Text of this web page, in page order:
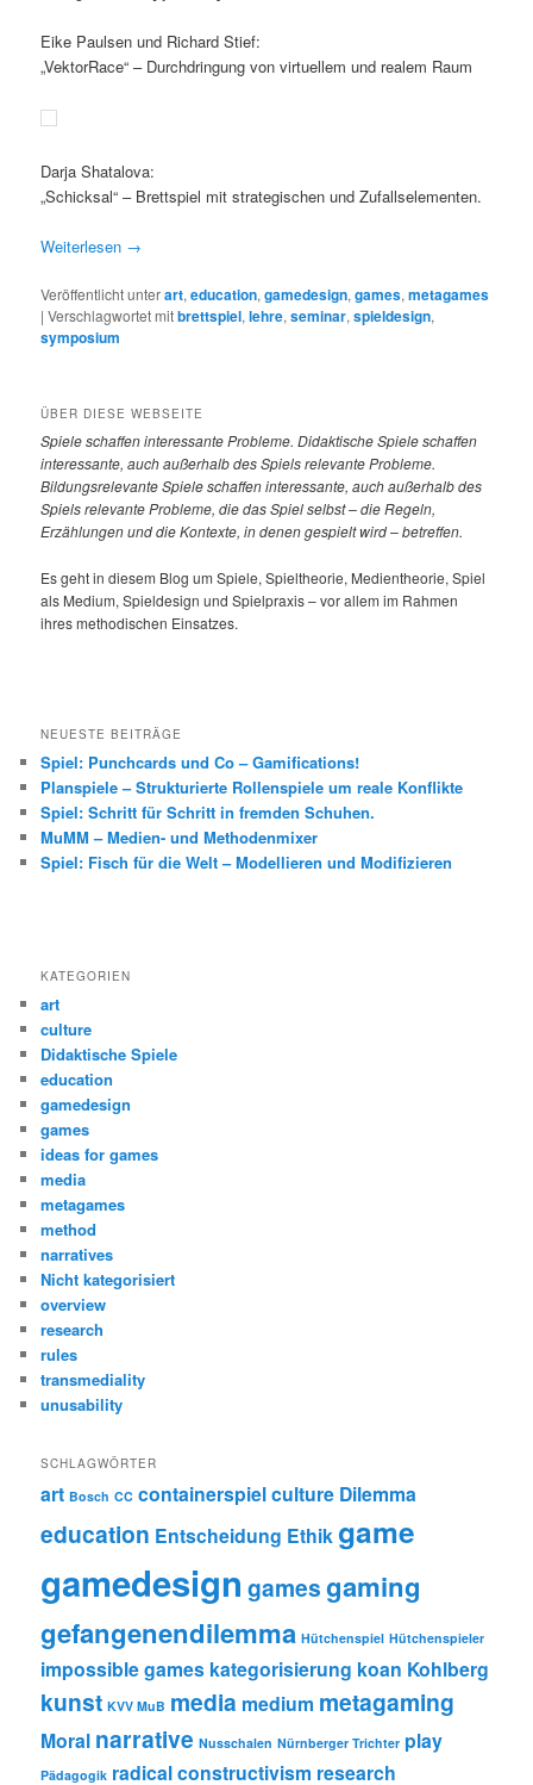
Eike Paulsen und Richard Stief:
„VektorRace“ – Durchdringung von virtuellem und realem Raum
Darja Shatalova:
„Schicksal“ – Brettspiel mit strategischen und Zufallselementen.
Weiterlesen →
Veröffentlicht unterart,education,gamedesign,games,metagames
|Verschlagwortet mitbrettspiel,lehre,seminar,spieldesign,
symposium
ÜBER DIESE WEBSEITE
Spieleschaffen interessante Probleme. Didaktische Spiele schaffen
interessante, auch außerhalb des Spiels relevante Probleme.
Bildungsrelevante Spiele schaffen interessante, auch außerhalb des
Spiels relevante Probleme, die das Spiel selbst – die Regeln,
Erzählungen und die Kontexte, in denen gespielt wird – betreffen.
Es geht in diesem Blog um Spiele, Spieltheorie, Medientheorie, Spiel
als Medium, Spieldesign und Spielpraxis – vor allem im Rahmen
ihres methodischen Einsatzes.
NEUESTE BEITRÄGE
Spiel: Punchcards und Co – Gamifications!
Planspiele – Strukturierte Rollenspiele um reale Konflikte
Spiel: Schritt für Schritt in fremden Schuhen.
MuMM – Medien- und Methodenmixer
Spiel: Fisch für die Welt – Modellieren und Modifizieren
KATEGORIEN
art
culture
Didaktische Spiele
education
gamedesign
games
ideas for games
media
metagames
method
narratives
Nicht kategorisiert
overview
research
rules
transmediality
unusability
SCHLAGWÖRTER
art Bosch CC containerspielculture Dilemma
education Entscheidung Ethikgame
gamedesign gamesgaming
gefangenendilemma Hütchenspiel Hütchenspieler
impossible games kategorisierung koan Kohlberg
kunst KVV MuB media medium metagaming
Moral narrative Nusschalen Nürnberger Trichter play
Pädagogik radical constructivism research